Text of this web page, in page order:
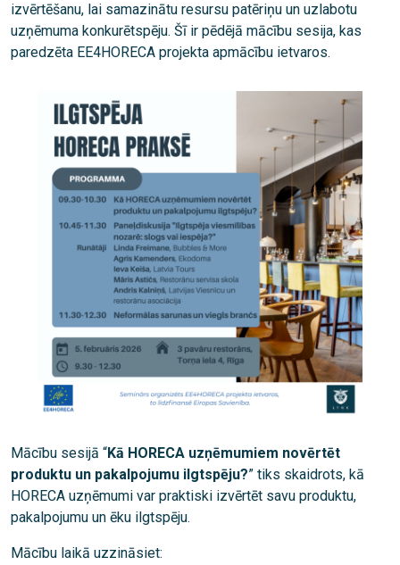
izvērtēšanu, lai samazinātu resursu patēriņu un uzlabotu
uzņēmuma konkurētspēju. Šī ir pēdējā mācību sesija, kas
paredzēta EE4HORECA projekta apmācību ietvaros.
Mācību sesijā “Kā HORECA uzņēmumiem novērtēt
produktu un pakalpojumu ilgtspēju?” tiks skaidrots, kā
HORECA uzņēmumi var praktiski izvērtēt savu produktu,
pakalpojumu un ēku ilgtspēju.
Mācību laikā uzzināsiet: